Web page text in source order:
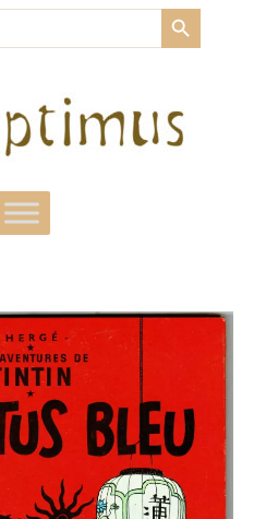
SEARCH BUTTON